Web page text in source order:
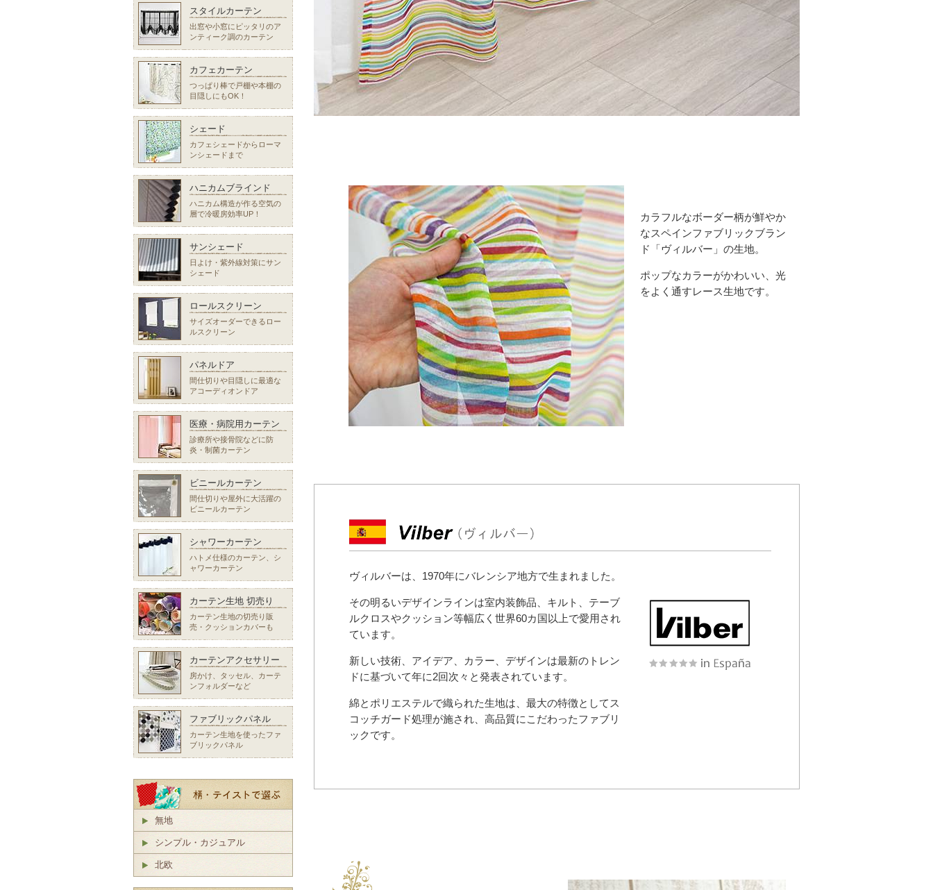
カラフルなボーダー柄が鮮やか
なスペインファブリックブラン
ド「ヴィルバー」の生地。
ポップなカラーがかわいい、光
をよく通すレース生地です。
ヴィルバーは、1970年にバレンシア地方で生まれました。
その明るいデザインラインは室内装飾品、キルト、テーブ
ルクロスやクッション等幅広く世界60カ国以上で愛用され
ています。
新しい技術、アイデア、カラー、デザインは最新のトレン
ドに基づいて年に2回次々と発表されています。
綿とポリエステルで織られた生地は、最大の特徴としてス
コッチガード処理が施され、高品質にこだわったファブリ
ックです。
スタイルカーテン
出窓や小窓にピッタリのア
ンティーク調のカーテン
カフェカーテン
つっぱり棒で戸棚や本棚の
目隠しにもOK！
シェード
カフェシェードからローマ
ンシェードまで
ハニカムブラインド
ハニカム構造が作る空気の
層で冷暖房効率UP！
サンシェード
日よけ・紫外線対策にサン
シェード
ロールスクリーン
サイズオーダーできるロー
ルスクリーン
パネルドア
間仕切りや目隠しに最適な
アコーディオンドア
医療・病院用カーテン
診療所や接骨院などに防
炎・制菌カーテン
ビニールカーテン
間仕切りや屋外に大活躍の
ビニールカーテン
シャワーカーテン
ハトメ仕様のカーテン、シ
ャワーカーテン
カーテン生地 切売り
カーテン生地の切売り販
売・クッションカバーも
カーテンアクセサリー
房かけ、タッセル、カーテ
ンフォルダーなど
ファブリックパネル
カーテン生地を使ったファ
ブリックパネル
無地
シンプル・カジュアル
北欧